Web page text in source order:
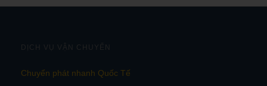
DỊCH VỤ VẬN CHUYỂN
Chuyển phát nhanh Quốc Tế